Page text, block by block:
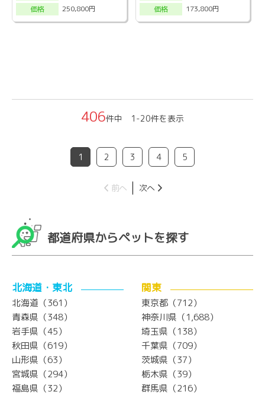
価格
250,800円
価格
173,800円
406件中 1-20件を表示
1 2 3 4 5
前へ 次へ
都道府県からペットを探す
北海道・東北
北海道（361）
青森県（348）
岩手県（45）
秋田県（619）
山形県（63）
宮城県（294）
福島県（32）
関東
東京都（712）
神奈川県（1,688）
埼玉県（138）
千葉県（709）
茨城県（37）
栃木県（39）
群馬県（216）